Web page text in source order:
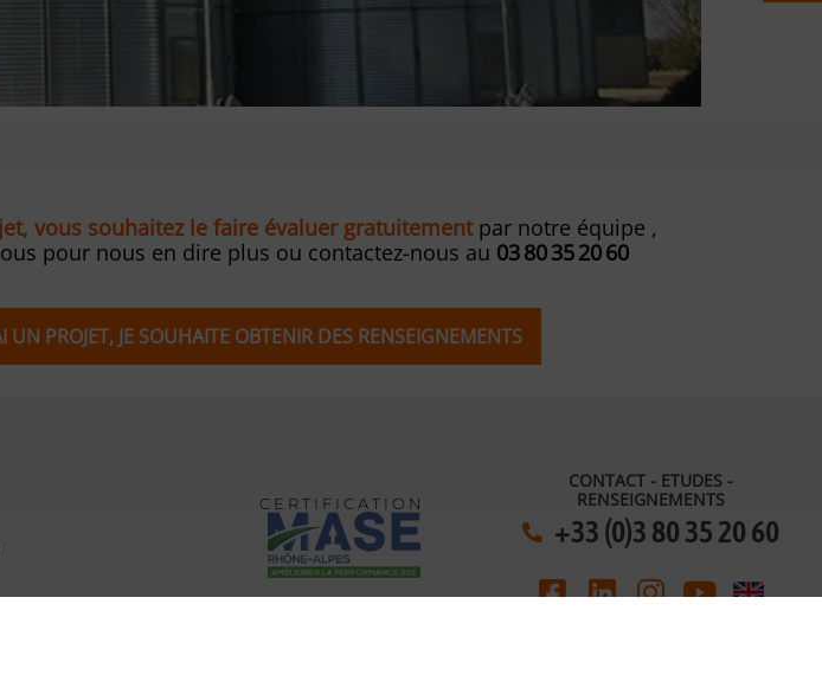
vous souhaitez le faire évaluer gratuitementpar notre équipe ,
pour nous en dire plus ou contactez-nous au 03 80 35 20 60
UN PROJET, JE SOUHAITE OBTENIR DES RENSEIGNEMENTS
C E R T I F I C A T I O N
CONTACT - ETUDES -
RENSEIGNEMENTS
+33 (0)3 80 35 20 60